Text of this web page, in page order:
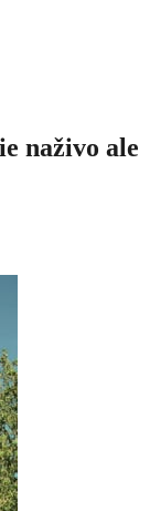
naživo ale